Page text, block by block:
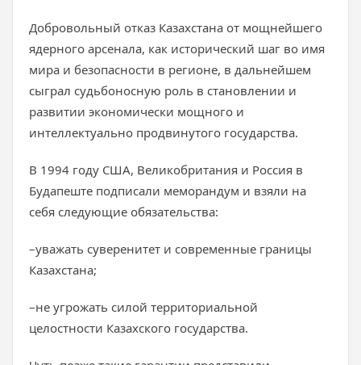
Добровольный отказ Казахстана от мощнейшего
ядерного арсенала, как исторический шаг во имя
мира и безопасности в регионе, в дальнейшем
сыграл судьбоносную роль в становлении и
развитии экономически мощного и
интеллектуально продвинутого государства.
В 1994 году США, Великобритания и Россия в
Будапеште подписали меморандум и взяли на
себя следующие обязательства:
–уважать суверенитет и современные границы
Казахстана;
–не угрожать силой территориальной
целостности Казахского государства.